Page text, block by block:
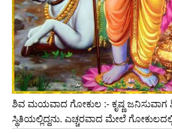
ಶಿವ ಮಯವಾದ ಗೋಕುಲ :- ಕೃಷ್ಣ ಜನಿಸುವಾಗ
ಸ್ಥಿತಿಯಲ್ಲಿದ್ದನು. ಎಚ್ಚರವಾದ ಮೇಲೆ ಗೋಕುಲದಲ್ಲಿ